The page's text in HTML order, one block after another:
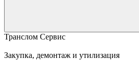
Транслом Сервис
Закупка, демонтаж и утилизация